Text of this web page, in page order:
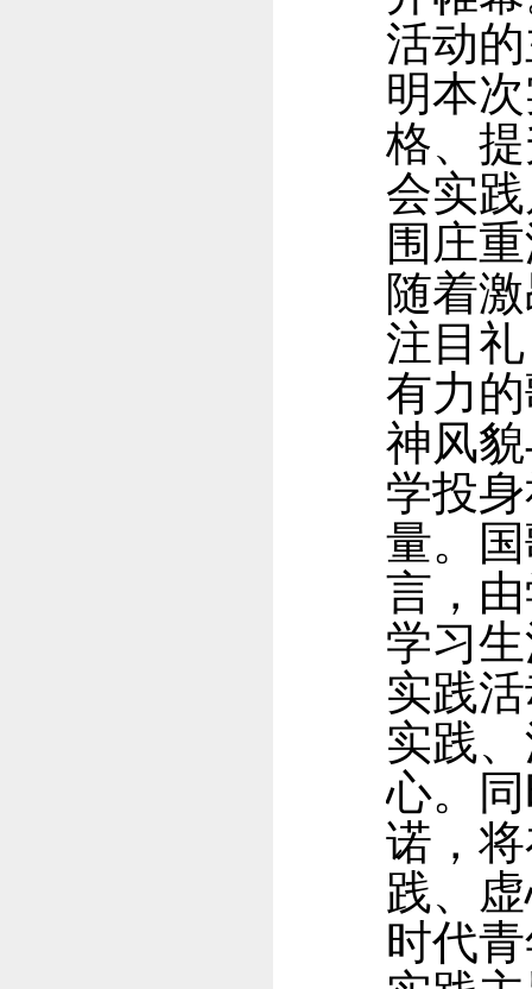
活动
明本
格、
会实
围庄
随着
注目
有力
神风
学投
量。
言，
学习
实践
实践
心。
诺，
践、
时代